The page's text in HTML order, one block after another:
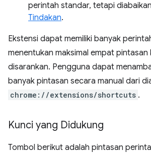
perintah standar, tetapi
Tindakan.
Ekstensi dapat memiliki banyak
menentukan maksimal empat
disarankan. Pengguna dapat
banyak pintasan secara manual dari
chrome://extensions/shortcuts .
Kunci yang Didukung
Tombol berikut adalah pintasan